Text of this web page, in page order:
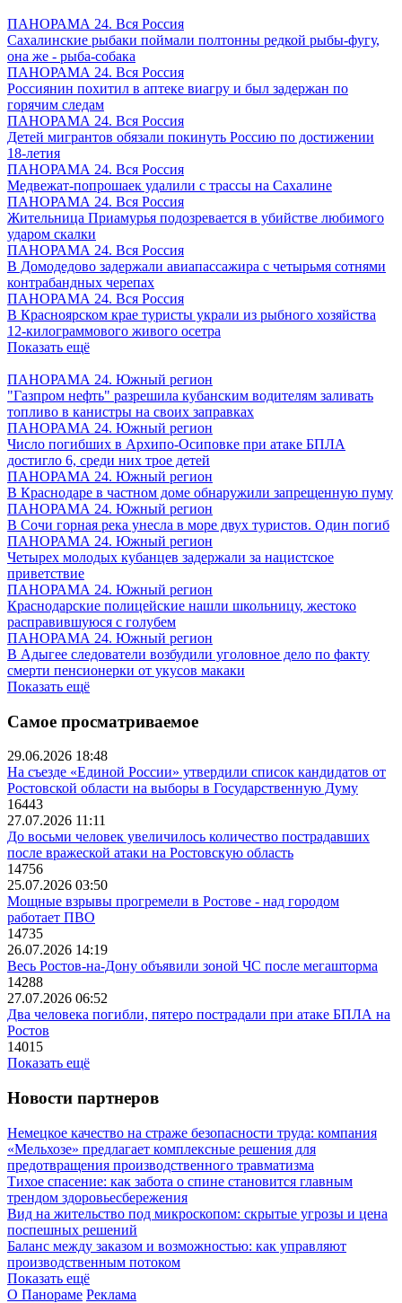
ПАНОРАМА 24. Вся Россия
Сахалинские рыбаки поймали полтонны редкой рыбы-фугу,
она же - рыба-собака
ПАНОРАМА 24. Вся Россия
Россиянин похитил в аптеке виагру и был задержан по
горячим следам
ПАНОРАМА 24. Вся Россия
Детей мигрантов обязали покинуть Россию по достижении
18-летия
ПАНОРАМА 24. Вся Россия
Медвежат-попрошаек удалили с трассы на Сахалине
ПАНОРАМА 24. Вся Россия
Жительница Приамурья подозревается в убийстве любимого
ударом скалки
ПАНОРАМА 24. Вся Россия
В Домодедово задержали авиапассажира с четырьмя сотнями
контрабандных черепах
ПАНОРАМА 24. Вся Россия
В Красноярском крае туристы украли из рыбного хозяйства
12-килограммового живого осетра
Показать ещё
ПАНОРАМА 24. Южный регион
"Газпром нефть" разрешила кубанским водителям заливать
топливо в канистры на своих заправках
ПАНОРАМА 24. Южный регион
Число погибших в Архипо-Осиповке при атаке БПЛА
достигло 6, среди них трое детей
ПАНОРАМА 24. Южный регион
В Краснодаре в частном доме обнаружили запрещенную пуму
ПАНОРАМА 24. Южный регион
В Сочи горная река унесла в море двух туристов. Один погиб
ПАНОРАМА 24. Южный регион
Четырех молодых кубанцев задержали за нацистское
приветствие
ПАНОРАМА 24. Южный регион
Краснодарские полицейские нашли школьницу, жестоко
расправившуюся с голубем
ПАНОРАМА 24. Южный регион
В Адыгее следователи возбудили уголовное дело по факту
смерти пенсионерки от укусов макаки
Показать ещё
Самое просматриваемое
29.06.2026 18:48
На съезде «Единой России» утвердили список кандидатов от
Ростовской области на выборы в Государственную Думу
16443
27.07.2026 11:11
До восьми человек увеличилось количество пострадавших
после вражеской атаки на Ростовскую область
14756
25.07.2026 03:50
Мощные взрывы прогремели в Ростове - над городом
работает ПВО
14735
26.07.2026 14:19
Весь Ростов-на-Дону объявили зоной ЧС после мегашторма
14288
27.07.2026 06:52
Два человека погибли, пятеро пострадали при атаке БПЛА на
Ростов
14015
Показать ещё
Новости партнеров
Немецкое качество на страже безопасности труда: компания
«Мельхозе» предлагает комплексные решения для
предотвращения производственного травматизма
Тихое спасение: как забота о спине становится главным
трендом здоровьесбережения
Вид на жительство под микроскопом: скрытые угрозы и цена
поспешных решений
Баланс между заказом и возможностью: как управляют
производственным потоком
Показать ещё
О Панораме Реклама